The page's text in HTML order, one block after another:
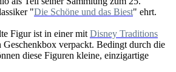
"Die Schöne und das Biest" ehrt.
Figur ist in einer mit Disney Traditions
Geschenkbox verpackt. Bedingt durch die
diese Figuren kleine, einzigartige